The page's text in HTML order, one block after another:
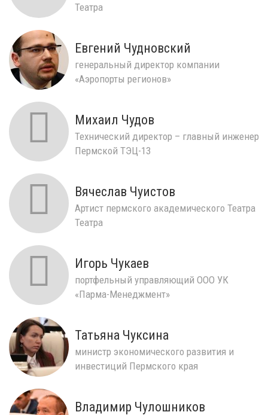
Театра
Евгений Чудновский
генеральный директор компании
«Аэропорты регионов»
Михаил Чудов
Технический директор – главный инженер
Пермской ТЭЦ-13
Вячеслав Чуистов
Артист пермского академического Театра
Театра
Игорь Чукаев
портфельный управляющий ООО УК
«Парма-Менеджмент»
Татьяна Чуксина
министр экономического развития и
инвестиций Пермского края
Владимир Чулошников